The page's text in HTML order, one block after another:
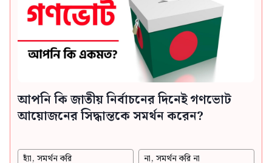
আপনি কি জাতীয় নির্বাচনের দিনেই গণভোট
আয়োজনের সিদ্ধান্তকে সমর্থন করেন?
হ্যাঁ, সমর্থন করি না, সমর্থন করি না